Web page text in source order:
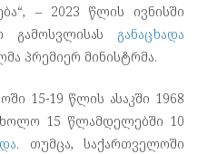
– 2023 წლის ივნისში
გამოსვლისას განაცხადა
პრემიერ მინისტრმა.
15-19 წლის ასაკში 1968
15 წლამდელებში 10
. თუმცა, საქართველოში